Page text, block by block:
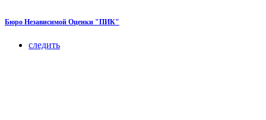
Бюро Независимой Оценки "ПИК"
следить